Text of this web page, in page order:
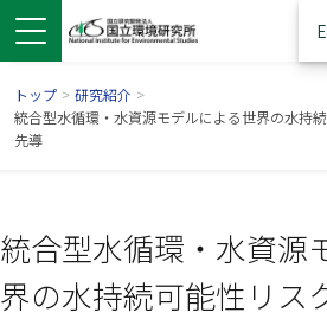
トップ > 研究紹介 >
統合型水循環・水資源モデルによる世界の水持
先導
統合型水循環・水資源
界の水持続可能性リス